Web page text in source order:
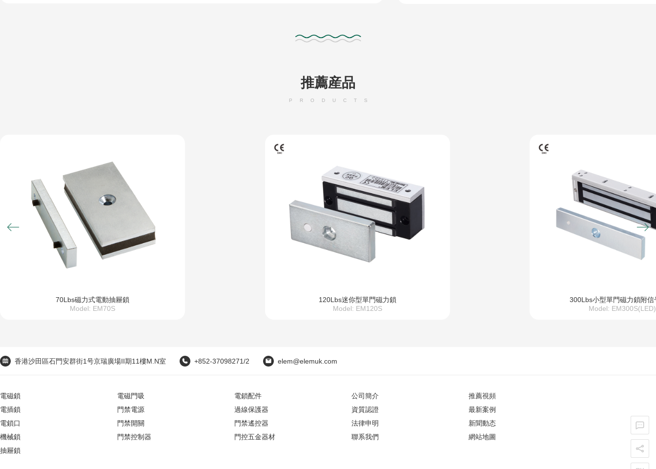
推薦産品
PRODUCTS
70Lbs磁力式電動抽屜鎖
Model: EM70S
120Lbs迷你型單門磁力鎖
Model: EM120S
300Lbs小型單門磁力鎖附信
Model: EM300S(LED)
香港沙田區石門安群街1号京瑞廣場II期11樓M.N室 +852-37098271/2 elem@elemuk.com
電磁鎖
電插鎖
電鎖口
機械鎖
抽屜鎖
電磁門吸
門禁電源
門禁開關
門禁控制器
電鎖配件
過線保護器
門禁遙控器
門控五金器材
公司簡介
資質認證
法律申明
聯系我們
推薦視頻
最新案例
新聞動态
網站地圖